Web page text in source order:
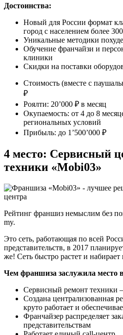
Достоинства:
Новый для России формат
город с населением более
Уникальные методики
Обучение франчайзи и
клиники
Скидки на поставки
Стоимость (вместе с
₽
Роялти: 20’000 ₽ в месяц
Окупаемость: от 4 до 8
региональных условий
Прибыль: до 1’500’000 ₽
4 место: Сервисный
техники «Mobi03»
Рейтинг франшиз немыслим без
my.
Это сеть, работающая по всей
представительств, в 2017
же! Сеть быстро растет и набирает
Чем франшиза заслужила место
Сервисный ремонт техники
Создана централизованная
круто работает и
Франчайзер распределяет
представительствам